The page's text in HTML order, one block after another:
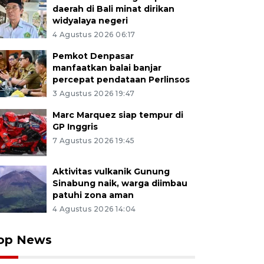
daerah di Bali minat dirikan
widyalaya negeri
4 Agustus 2026 06:17
Pemkot Denpasar
manfaatkan balai banjar
percepat pendataan Perlinsos
3 Agustus 2026 19:47
Marc Marquez siap tempur di
GP Inggris
7 Agustus 2026 19:45
Aktivitas vulkanik Gunung
Sinabung naik, warga diimbau
patuhi zona aman
4 Agustus 2026 14:04
News